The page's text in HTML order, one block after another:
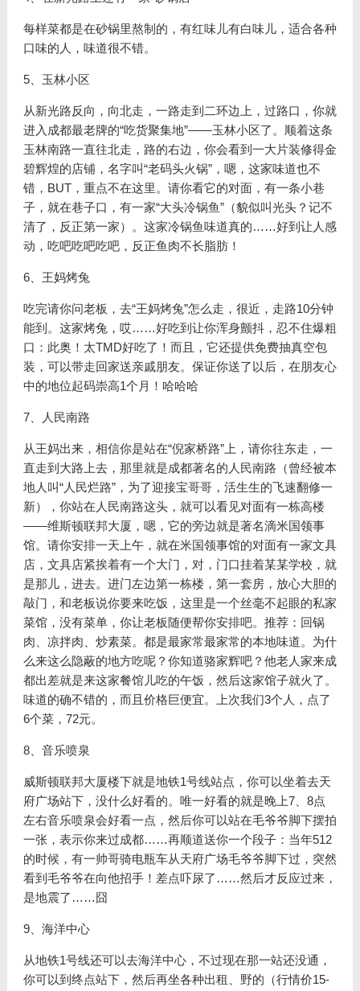
每样菜都是在砂锅里熬制的，有红味儿有白味儿，适合各种
口味的人，味道很不错。
5、玉林小区
从新光路反向，向北走，一路走到二环边上，过路口，你就
进入成都最老牌的“吃货聚集地”——玉林小区了。顺着这条
玉林南路一直往北走，路的右边，你会看到一大片装修得金
碧辉煌的店铺，名字叫“老码头火锅”，嗯，这家味道也不
错，BUT，重点不在这里。请你看它的对面，有一条小巷
子，就在巷子口，有一家“大头冷锅鱼”（貌似叫光头？记不
清了，反正第一家）。这家冷锅鱼味道真的……好到让人感
动，吃吧吃吧吃吧，反正鱼肉不长脂肪！
6、王妈烤兔
吃完请你问老板，去“王妈烤兔”怎么走，很近，走路10分钟
能到。这家烤兔，哎……好吃到让你浑身颤抖，忍不住爆粗
口：此奥！太TMD好吃了！而且，它还提供免费抽真空包
装，可以带走回家送亲戚朋友。保证你送了以后，在朋友心
中的地位起码崇高1个月！哈哈哈
7、人民南路
从王妈出来，相信你是站在“倪家桥路”上，请你往东走，一
直走到大路上去，那里就是成都著名的人民南路（曾经被本
地人叫“人民烂路”，为了迎接宝哥哥，活生生的飞速翻修一
新），你站在人民南路这头，就可以看见对面有一栋高楼
——维斯顿联邦大厦，嗯，它的旁边就是著名滴米国领事
馆。请你安排一天上午，就在米国领事馆的对面有一家文具
店，文具店紧挨着有一个大门，对，门口挂着某某学校，就
是那儿，进去。进门左边第一栋楼，第一套房，放心大胆的
敲门，和老板说你要来吃饭，这里是一个丝毫不起眼的私家
菜馆，没有菜单，你让老板随便帮你安排吧。推荐：回锅
肉、凉拌肉、炒素菜。都是最家常最家常的本地味道。为什
么来这么隐蔽的地方吃呢？你知道骆家辉吧？他老人家来成
都出差就是来这家餐馆儿吃的午饭，然后这家馆子就火了。
味道的确不错的，而且价格巨便宜。上次我们3个人，点了
6个菜，72元。
8、音乐喷泉
威斯顿联邦大厦楼下就是地铁1号线站点，你可以坐着去天
府广场站下，没什么好看的。唯一好看的就是晚上7、8点
左右音乐喷泉会好看一点，然后你可以站在毛爷爷脚下摆拍
一张，表示你来过成都……再顺道送你一个段子：当年512
的时候，有一帅哥骑电瓶车从天府广场毛爷爷脚下过，突然
看到毛爷爷在向他招手！差点吓尿了……然后才反应过来，
是地震了……囧
9、海洋中心
从地铁1号线还可以去海洋中心，不过现在那一站还没通，
你可以到终点站下，然后再坐各种出租、野的（行情价15-